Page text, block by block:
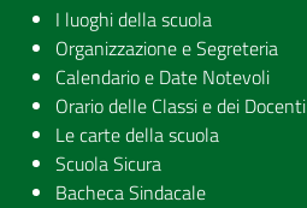
I luoghi della scuola
Organizzazione e Segreteria
Calendario e Date Notevoli
Orario delle Classi e dei Docenti
Le carte della scuola
Scuola Sicura
Bacheca Sindacale